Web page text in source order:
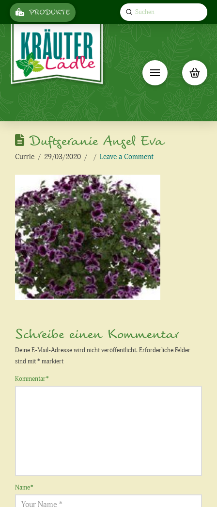
PRODUKTE Search
Submit
Duftgeranie Angel Eva
Currle 29/03/2020 Leave a Comment
Schreibe einen Kommentar
Deine E-Mail-Adresse wird nicht veröffentlicht. Erforderliche Felder
sind mit* markiert
Kommentar*
Name*